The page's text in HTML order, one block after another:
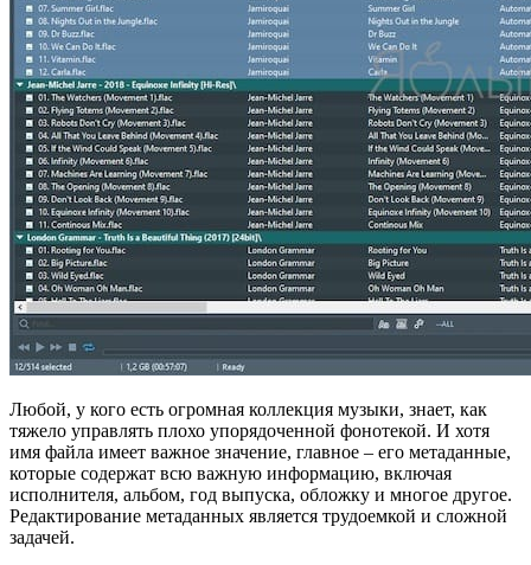
Любой, у кого есть огромная коллекция музыки, знает, как
тяжело управлять плохо упорядоченной фонотекой. И хотя
имя файла имеет важное значение, главное – его метаданные,
которые содержат всю важную информацию, включая
исполнителя, альбом, год выпуска, обложку и многое другое.
Редактирование метаданных является трудоемкой и сложной
задачей.